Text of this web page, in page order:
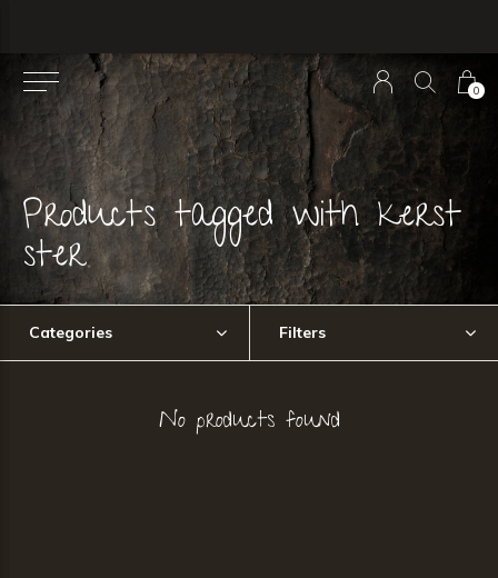
0
Products tagged with kerst
ster
Categories Filters
No products found